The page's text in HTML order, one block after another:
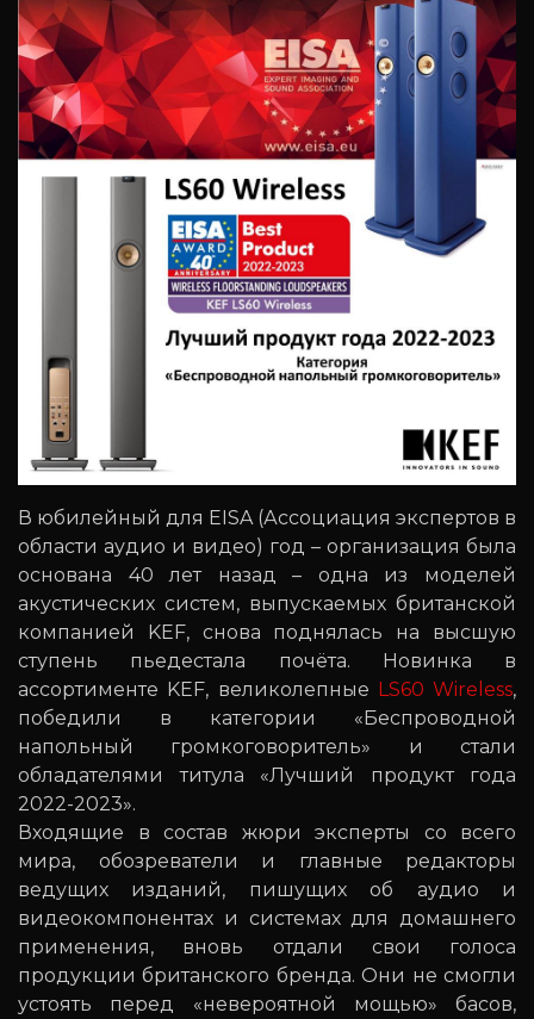
В юбилейный для EISA (Ассоциация экспертов в
области аудио и видео) год – организация была
основана 40 лет назад – одна из моделей
акустических систем, выпускаемых британской
компанией KEF, снова поднялась на высшую
ступень пьедестала почёта. Новинка в
ассортименте KEF, великолепные LS60 Wireless,
победили в категории «Беспроводной
напольный громкоговоритель» и стали
обладателями титула «Лучший продукт года
2022-2023».
Входящие в состав жюри эксперты со всего
мира, обозреватели и главные редакторы
ведущих изданий, пишущих об аудио и
видеокомпонентах и системах для домашнего
применения, вновь отдали свои голоса
продукции британского бренда. Они не смогли
устоять перед «невероятной мощью» басов,